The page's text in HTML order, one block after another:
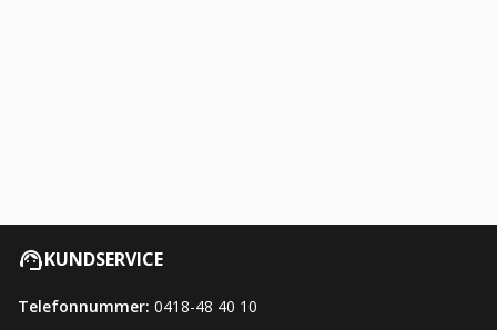
KUNDSERVICE
Telefonnummer: 0418-48 40 10